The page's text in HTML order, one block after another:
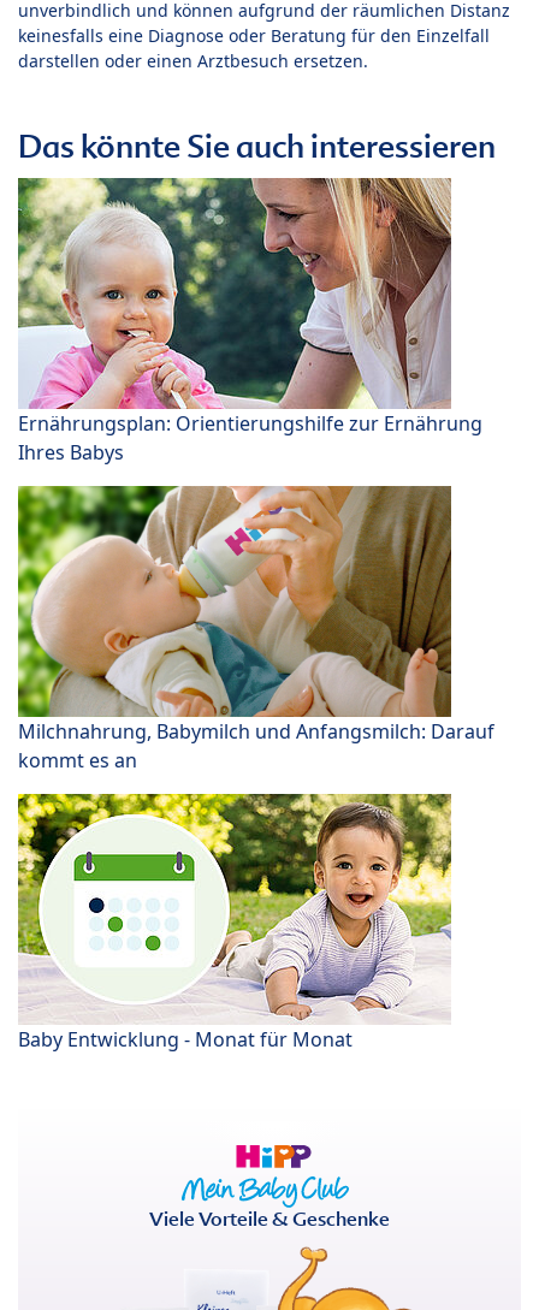
unverbindlich und können aufgrund der räumlichen Distanz
keinesfalls eine Diagnose oder Beratung für den Einzelfall
darstellen oder einen Arztbesuch ersetzen.
Das könnte Sie auch interessieren
Ernährungsplan: Orientierungshilfe zur Ernährung
Ihres Babys
Milchnahrung, Babymilch und Anfangsmilch: Darauf
kommt es an
Baby Entwicklung - Monat für Monat
Viele Vorteile & Geschenke